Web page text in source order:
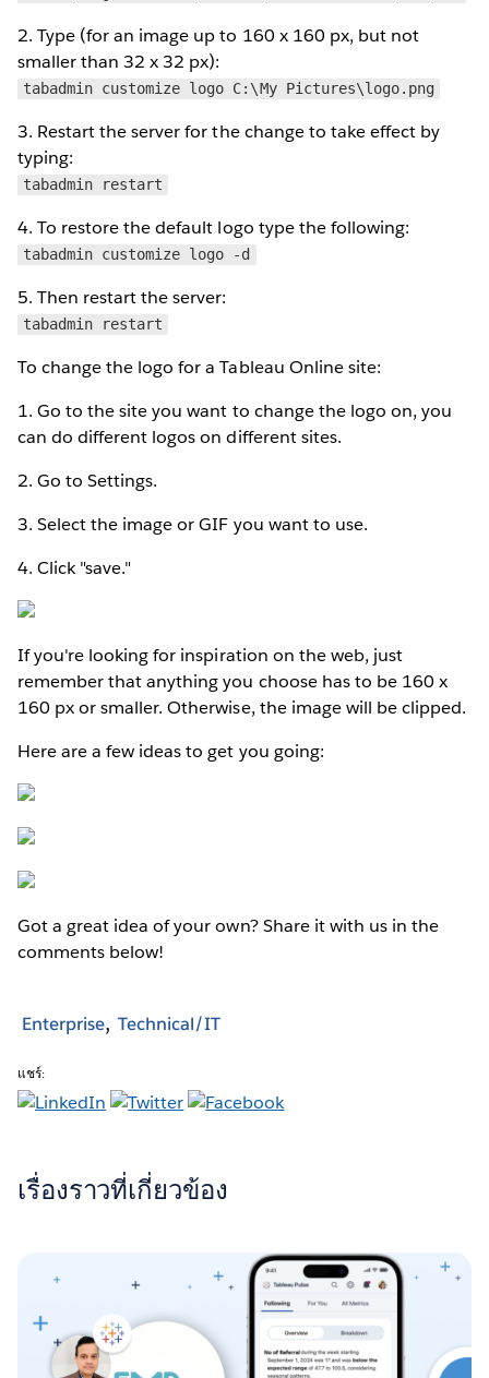
2. Type (for an image up to 160 x 160 px, but not
smaller than 32 x 32 px):
tabadmin customize logo C:\My Pictures\logo.png
3. Restart the server for the change to take effect by
typing:
tabadmin restart
4. To restore the default logo type the following:
tabadmin customize logo -d
5. Then restart the server:
tabadmin restart
To change the logo for a Tableau Online site:
1. Go to the site you want to change the logo on, you
can do different logos on different sites.
2. Go to Settings.
3. Select the image or GIF you want to use.
4. Click "save."
If you're looking for inspiration on the web, just
remember that anything you choose has to be 160 x
160 px or smaller. Otherwise, the image will be clipped.
Here are a few ideas to get you going:
Got a great idea of your own? Share it with us in the
comments below!
Enterprise Technical/IT
แชร์:
เรื่องราวที่เกี่ยวข้อง